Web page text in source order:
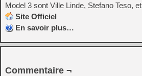
Model 3 sont Ville Linde, Stefano Teso,
Site Officiel
En savoir plus…
Commentaire ¬